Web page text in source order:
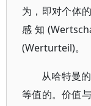
为，即对个体
感知
(Werturteil)。
从哈特曼
等值的。价值